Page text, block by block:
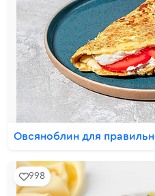
Овсяноблин для
998